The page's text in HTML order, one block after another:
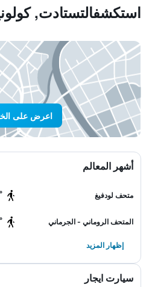
استكشفالتستادت,
اعرض على
أشهر المعالم
متحف لودفيغ
المتحف الروماني - الجرماني
إظهار المزيد
سيارت ايجار